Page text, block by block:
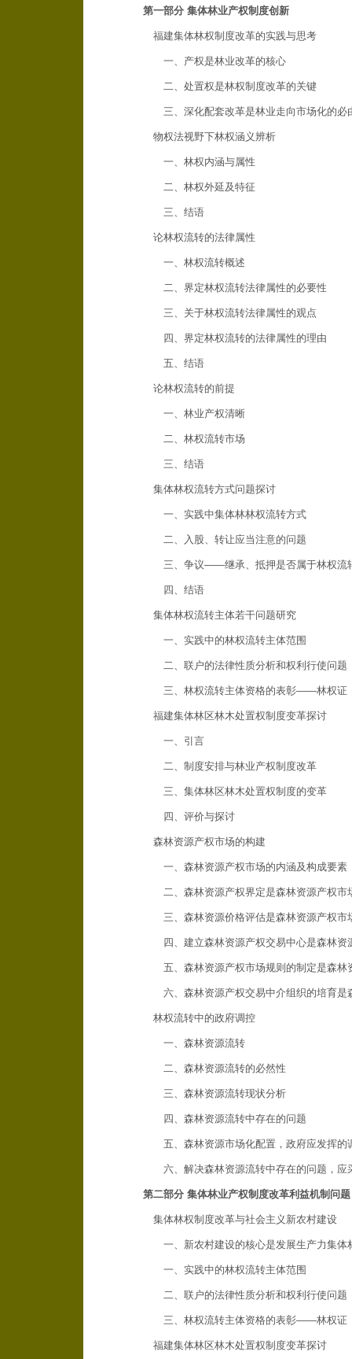
第一部分 集体林业产权制度创新
福建集体林权制度改革的实践与思考
一、产权是林业改革的核心
二、处置权是林权制度改革的关键
三、深化配套改革是林业走向市场化的必
物权法视野下林权涵义辨析
一、林权内涵与属性
二、林权外延及特征
三、结语
论林权流转的法律属性
一、林权流转概述
二、界定林权流转法律属性的必要性
三、关于林权流转法律属性的观点
四、界定林权流转的法律属性的理由
五、结语
论林权流转的前提
一、林业产权清晰
二、林权流转市场
三、结语
集体林权流转方式问题探讨
一、实践中集体林林权流转方式
二、入股、转让应当注意的问题
三、争议——继承、抵押是否属于林权流
四、结语
集体林权流转主体若干问题研究
一、实践中的林权流转主体范围
二、联户的法律性质分析和权利行使问题
三、林权流转主体资格的表彰——林权证
福建集体林区林木处置权制度变革探讨
一、引言
二、制度安排与林业产权制度改革
三、集体林区林木处置权制度的变革
四、评价与探讨
森林资源产权市场的构建
一、森林资源产权市场的内涵及构成要素
二、森林资源产权界定是森林资源产权市
三、森林资源价格评估是森林资源产权市
四、建立森林资源产权交易中心是森林资
五、森林资源产权市场规则的制定是森林
六、森林资源产权交易中介组织的培育是
林权流转中的政府调控
一、森林资源流转
二、森林资源流转的必然性
三、森林资源流转现状分析
四、森林资源流转中存在的问题
五、森林资源市场化配置，政府应发挥的
六、解决森林资源流转中存在的问题，应
第二部分 集体林业产权制度改革利益机制问题
集体林权制度改革与社会主义新农村建设
一、新农村建设的核心是发展生产力集体
一、实践中的林权流转主体范围
二、联户的法律性质分析和权利行使问题
三、林权流转主体资格的表彰——林权证
福建集体林区林木处置权制度变革探讨